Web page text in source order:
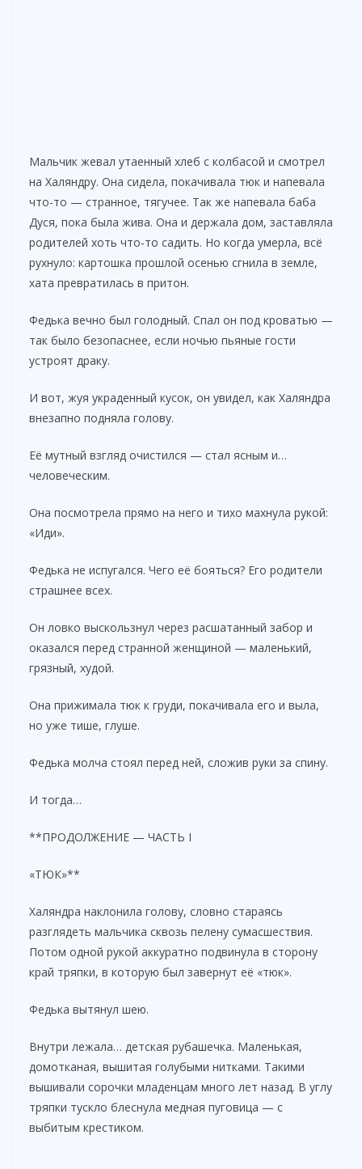
Мальчик жевал утаенный хлеб с колбасой и смотрел
на Халяндру. Она сидела, покачивала тюк и напевала
что-то — странное, тягучее. Так же напевала баба
Дуся, пока была жива. Она и держала дом, заставляла
родителей хоть что-то садить. Но когда умерла, всё
рухнуло: картошка прошлой осенью сгнила в земле,
хата превратилась в притон.
Федька вечно был голодный. Спал он под кроватью —
так было безопаснее, если ночью пьяные гости
устроят драку.
И вот, жуя украденный кусок, он увидел, как Халяндра
внезапно подняла голову.
Её мутный взгляд очистился — стал ясным и…
человеческим.
Она посмотрела прямо на него и тихо махнула рукой:
«Иди».
Федька не испугался. Чего её бояться? Его родители
страшнее всех.
Он ловко выскользнул через расшатанный забор и
оказался перед странной женщиной — маленький,
грязный, худой.
Она прижимала тюк к груди, покачивала его и выла,
но уже тише, глуше.
Федька молча стоял перед ней, сложив руки за спину.
И тогда…
**ПРОДОЛЖЕНИЕ — ЧАСТЬ I
«ТЮК»**
Халяндра наклонила голову, словно стараясь
разглядеть мальчика сквозь пелену сумасшествия.
Потом одной рукой аккуратно подвинула в сторону
край тряпки, в которую был завернут её «тюк».
Федька вытянул шею.
Внутри лежала… детская рубашечка. Маленькая,
домотканая, вышитая голубыми нитками. Такими
вышивали сорочки младенцам много лет назад. В углу
тряпки тускло блеснула медная пуговица — с
выбитым крестиком.